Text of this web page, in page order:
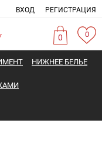
ВХОД РЕГИСТРАЦИЯ
0 0
НИЖНЕЕ БЕЛЬЕ